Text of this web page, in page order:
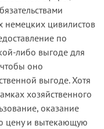
цивилистов
по
либо выгоде для
оно
выгоде. Хотя
хозяйственного
оказание
цену и вытекающую